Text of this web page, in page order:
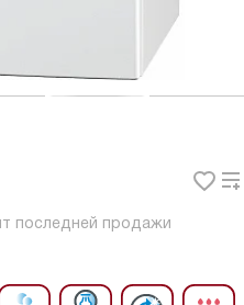
последней продажи